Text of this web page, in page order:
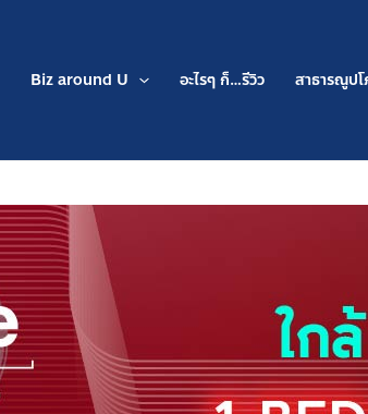
Biz around U อะไรๆ ก็…รีวิว สาธารณูป